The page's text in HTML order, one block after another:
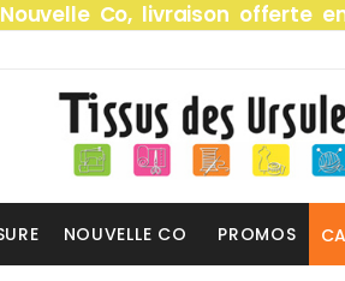
Nouvelle Co, livraison offerte
NOUVELLE CO PROMOS